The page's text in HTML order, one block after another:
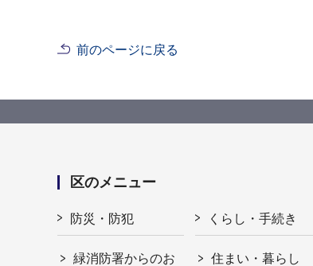
前のページに戻る
区のメニュー
防災・防犯
緑消防署からのお
くらし・手続き
住まい・暮らし